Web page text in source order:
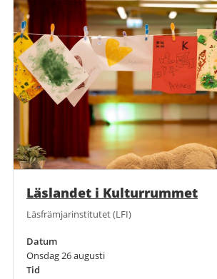
Läslandet i Kulturrummet
Läsfrämjarinstitutet (LFI)
Datum
Onsdag 26 augusti
Tid